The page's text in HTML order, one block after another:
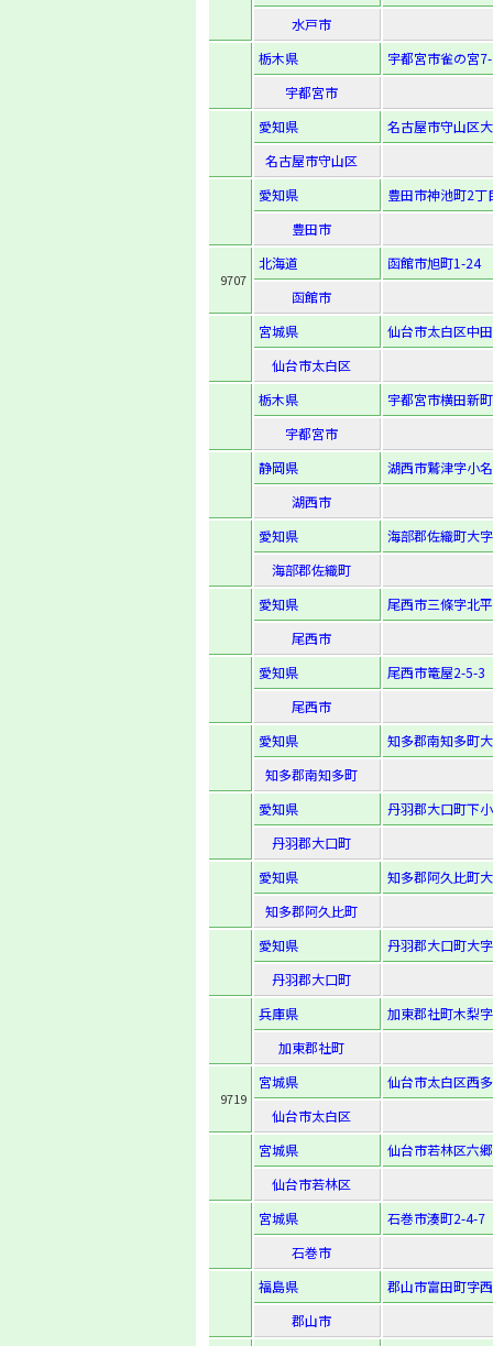
水戸市
栃木県
宇都宮市雀の宮
宇都宮市
愛知県
名古屋市守山区
名古屋市守山区
愛知県
豊田市神池町2
豊田市
9707
北海道
函館市旭町1-24
函館市
宮城県
仙台市太白区中
仙台市太白区
栃木県
宇都宮市横田新
宇都宮市
静岡県
湖西市鷲津字小
湖西市
愛知県
海部郡佐織町大
海部郡佐織町
愛知県
尾西市三條字北
尾西市
愛知県
尾西市篭屋2-5-3
尾西市
愛知県
知多郡南知多町
知多郡南知多町
愛知県
丹羽郡大口町下
丹羽郡大口町
愛知県
知多郡阿久比町
知多郡阿久比町
愛知県
丹羽郡大口町大
丹羽郡大口町
兵庫県
加東郡社町木梨
加東郡社町
9719
宮城県
仙台市太白区西
仙台市太白区
宮城県
仙台市若林区六
仙台市若林区
宮城県
石巻市湊町2-4-7
石巻市
福島県
郡山市富田町字
郡山市